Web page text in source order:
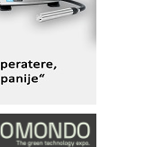
u
koje